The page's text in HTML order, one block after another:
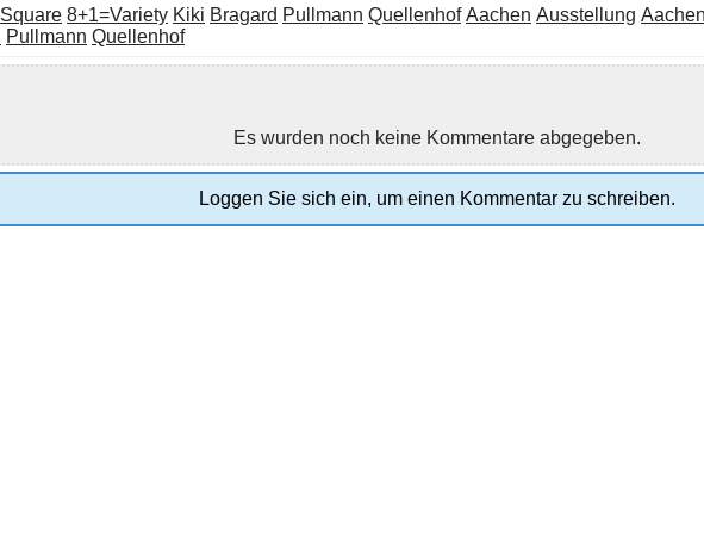
Square 8+1=Variety Kiki Bragard Pullmann Quellenhof Aachen Ausstellung
Pullmann Quellenhof
Es wurden noch keine Kommentare abgegeben.
Loggen Sie sich ein, um einen Kommentar zu schreiben.